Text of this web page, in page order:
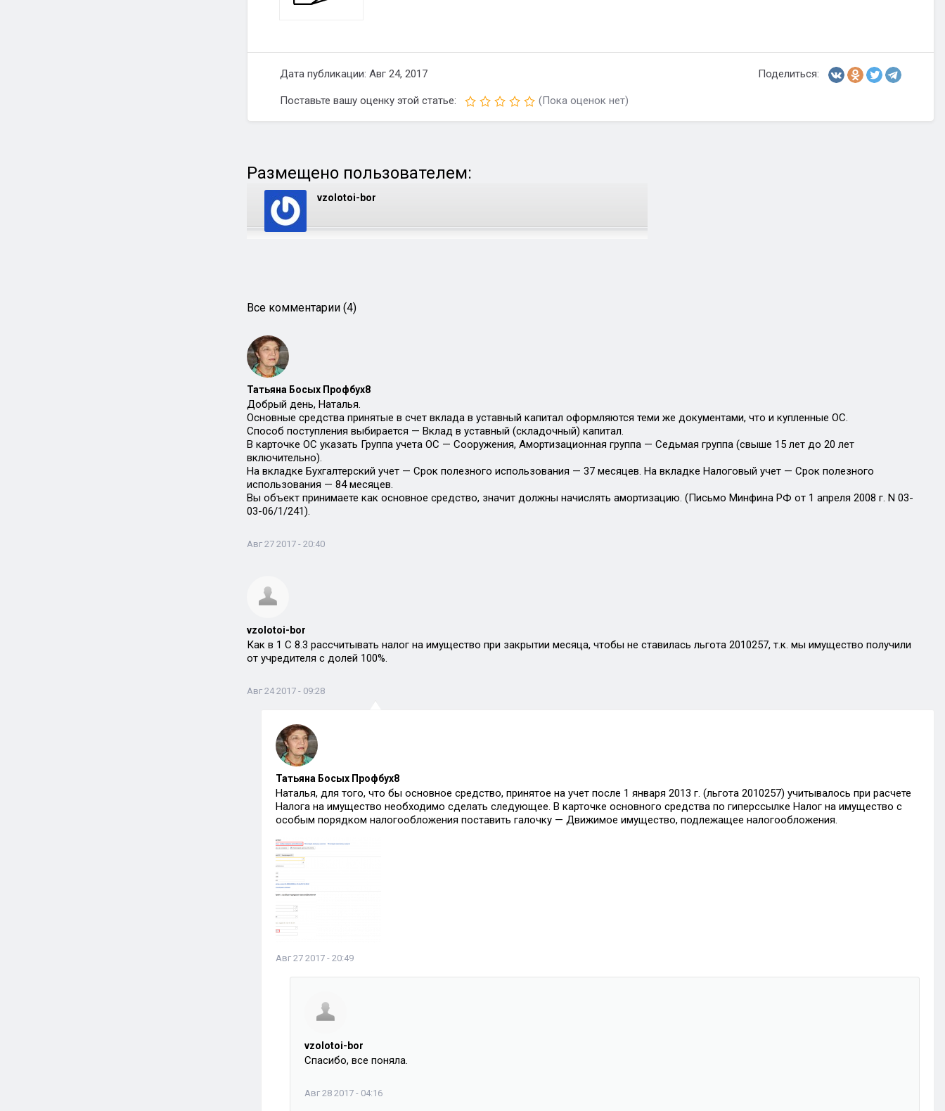
Дата публикации: Авг 24, 2017 Поделиться:
Поставьте вашу оценку этой статье: (Пока оценок нет)
Размещено пользователем:
vzolotoi-bor
Все комментарии (4)
Татьяна Босых Профбух8
Добрый день, Наталья.
Основные средства принятые в счет вклада в уставный капитал оформляются теми же документами, что и купленные ОС.
Способ поступления выбирается — Вклад в уставный (складочный) капитал.
В карточке ОС указать Группа учета ОС — Сооружения, Амортизационная группа — Седьмая группа (свыше 15 лет до 20 лет
включительно).
На вкладке Бухгалтерский учет — Срок полезного использования — 37 месяцев. На вкладке Налоговый учет — Срок полезного
использования — 84 месяцев.
Вы объект принимаете как основное средство, значит должны начислять амортизацию. (Письмо Минфина РФ от 1 апреля 2008 г. N 03-
03-06/1/241).
Авг 27 2017 - 20:40
vzolotoi-bor
Как в 1 С 8.3 рассчитывать налог на имущество при закрытии месяца, чтобы не ставилась льгота 2010257, т.к. мы имущество получили
от учредителя с долей 100%.
Авг 24 2017 - 09:28
Татьяна Босых Профбух8
Наталья, для того, что бы основное средство, принятое на учет после 1 января 2013 г. (льгота 2010257) учитывалось при расчете
Налога на имущество необходимо сделать следующее. В карточке основного средства по гиперссылке Налог на имущество с
особым порядком налогообложения поставить галочку — Движимое имущество, подлежащее налогообложения.
Авг 27 2017 - 20:49
vzolotoi-bor
Спасибо, все поняла.
Авг 28 2017 - 04:16